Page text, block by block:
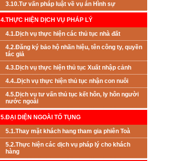
3.10.Tư vấn pháp luật về vụ án Hình sự
4.THỰC HIỆN DỊCH VỤ PHÁP LÝ
4.1.Dịch vụ thực hiện các thủ tục nhà đất
4.2.Đăng ký bảo hộ nhãn hiệu, tên công ty, quyền
tác giả
4.3.Dịch vụ thực hiện thủ tục Xuất nhập cảnh
4.4..Dịch vụ thực hiện thủ tục nhận con nuôi
4.5.Dịch vụ tư vấn thủ tục kết hôn, ly hôn người
nước ngoài
5.ĐẠI DIỆN NGOÀI TỐ TỤNG
5.1.Thay mặt khách hang tham gia phiên Toà
5.2.Thực hiện các dịch vụ pháp lý cho khách
hàng